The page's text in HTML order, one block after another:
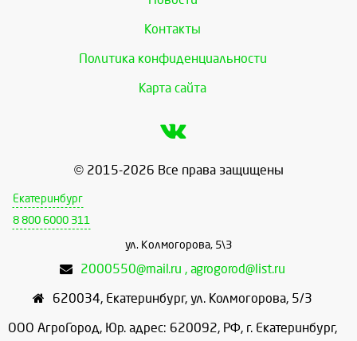
Контакты
Политика конфиденциальности
Карта сайта
© 2015-2026 Все права защищены
Екатеринбург
8 800 6000 311
ул. Колмогорова, 5\3
2000550@mail.ru , agrogorod@list.ru
620034, Екатеринбург, ул. Колмогорова, 5/3
ООО АгроГород, Юр. адрес: 620092, РФ, г. Екатеринбург,